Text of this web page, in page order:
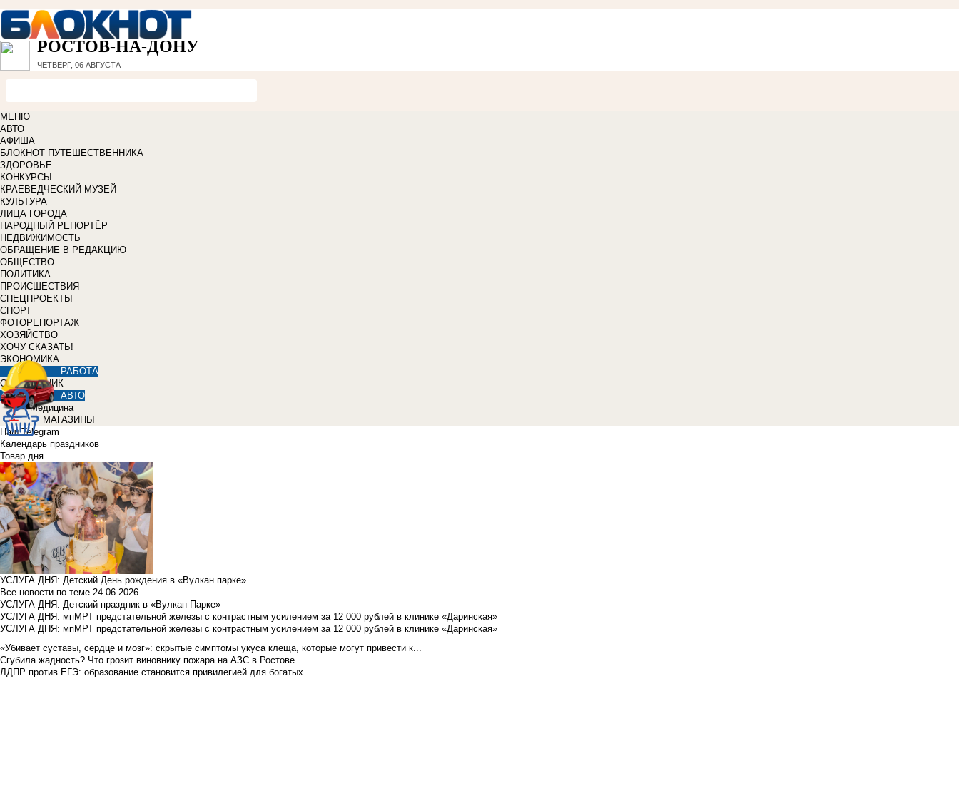
РОСТОВ-НА-ДОНУ
ЧЕТВЕРГ, 06 АВГУСТА
МЕНЮ
АВТО
АФИША
БЛОКНОТ ПУТЕШЕСТВЕННИКА
ЗДОРОВЬЕ
КОНКУРСЫ
КРАЕВЕДЧЕСКИЙ МУЗЕЙ
КУЛЬТУРА
ЛИЦА ГОРОДА
НАРОДНЫЙ РЕПОРТЁР
НЕДВИЖИМОСТЬ
ОБРАЩЕНИЕ В РЕДАКЦИЮ
ОБЩЕСТВО
ПОЛИТИКА
ПРОИСШЕСТВИЯ
СПЕЦПРОЕКТЫ
СПОРТ
ФОТОРЕПОРТАЖ
ХОЗЯЙСТВО
ХОЧУ СКАЗАТЬ!
ЭКОНОМИКА
РАБОТА
СПРАВОЧНИК
АВТО
Медицина
МАГАЗИНЫ
Наш Telegram
Календарь праздников
Товар дня
УСЛУГА ДНЯ: Детский День рождения в «Вулкан парке»
Все новости по теме 24.06.2026
УСЛУГА ДНЯ: Детский праздник в «Вулкан Парке»
УСЛУГА ДНЯ: мпМРТ предстательной железы с контрастным усилением за 12 000 рублей в клинике «Даринская»
УСЛУГА ДНЯ: мпМРТ предстательной железы с контрастным усилением за 12 000 рублей в клинике «Даринская»
«Убивает суставы, сердце и мозг»: скрытые симптомы укуса клеща, которые могут привести к...
Сгубила жадность? Что грозит виновнику пожара на АЗС в Ростове
ЛДПР против ЕГЭ: образование становится привилегией для богатых